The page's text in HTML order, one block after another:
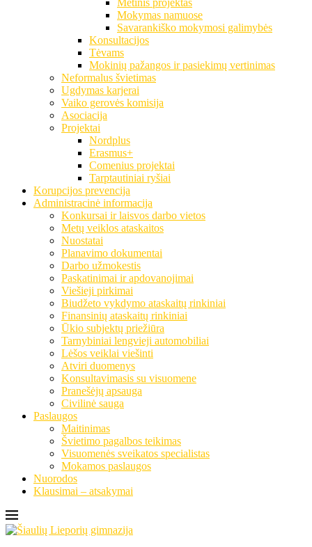
Metinis projektas
Mokymas namuose
Savarankiško mokymosi galimybės
Konsultacijos
Tėvams
Mokinių pažangos ir pasiekimų vertinimas
Neformalus švietimas
Ugdymas karjerai
Vaiko gerovės komisija
Asociacija
Projektai
Nordplus
Erasmus+
Comenius projektai
Tarptautiniai ryšiai
Korupcijos prevencija
Administracinė informacija
Konkursai ir laisvos darbo vietos
Metų veiklos ataskaitos
Nuostatai
Planavimo dokumentai
Darbo užmokestis
Paskatinimai ir apdovanojimai
Viešieji pirkimai
Biudžeto vykdymo ataskaitų rinkiniai
Finansinių ataskaitų rinkiniai
Ūkio subjektų priežiūra
Tarnybiniai lengvieji automobiliai
Lėšos veiklai viešinti
Atviri duomenys
Konsultavimasis su visuomene
Pranešėjų apsauga
Civilinė sauga
Paslaugos
Maitinimas
Švietimo pagalbos teikimas
Visuomenės sveikatos specialistas
Mokamos paslaugos
Nuorodos
Klausimai – atsakymai